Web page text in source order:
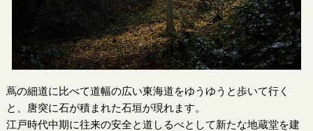
蔦の細道に比べて道幅の広い東海道をゆうゆうと歩いて行く
と、唐突に石が積まれた石垣が現れます。
江戸時代中期に往来の安全と道しるべとして新たな地蔵堂を建